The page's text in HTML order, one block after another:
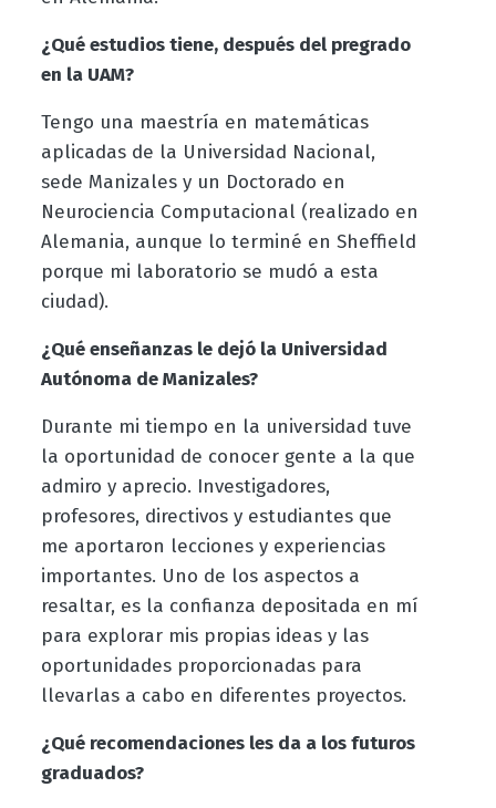
¿Qué estudios tiene, después del pregrado
en la UAM?
Tengo una maestría en matemáticas
aplicadas de la Universidad Nacional,
sede Manizales y un Doctorado en
Neurociencia Computacional (realizado en
Alemania, aunque lo terminé en Sheffield
porque mi laboratorio se mudó a esta
ciudad).
¿Qué enseñanzas le dejó la Universidad
Autónoma de Manizales?
Durante mi tiempo en la universidad tuve
la oportunidad de conocer gente a la que
admiro y aprecio. Investigadores,
profesores, directivos y estudiantes que
me aportaron lecciones y experiencias
importantes. Uno de los aspectos a
resaltar, es la confianza depositada en mí
para explorar mis propias ideas y las
oportunidades proporcionadas para
llevarlas a cabo en diferentes proyectos.
¿Qué recomendaciones les da a los futuros
graduados?